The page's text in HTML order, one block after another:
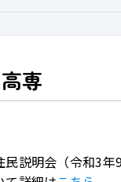
専
民説明会（令和3